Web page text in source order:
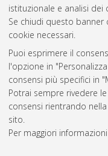
istituzionale e analisi
Se chiudi questo banner
cookie necessari.
Puoi esprimere il
l'opzione in
consensi più specifici in
Potrai sempre rivedere
consensi rientrando
sito.
Per maggiori informazioni
Atom
Rss 1.0
Rss 2.0
ISSN: 2038-7946